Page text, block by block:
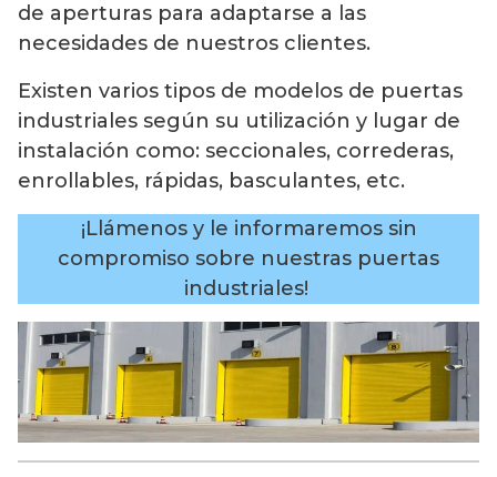
de aperturas para adaptarse a las
necesidades de nuestros clientes.
Existen varios tipos de modelos de puertas
industriales según su utilización y lugar de
instalación como: seccionales, correderas,
enrollables, rápidas, basculantes, etc.
¡Llámenos y le informaremos sin
compromiso sobre nuestras puertas
industriales!